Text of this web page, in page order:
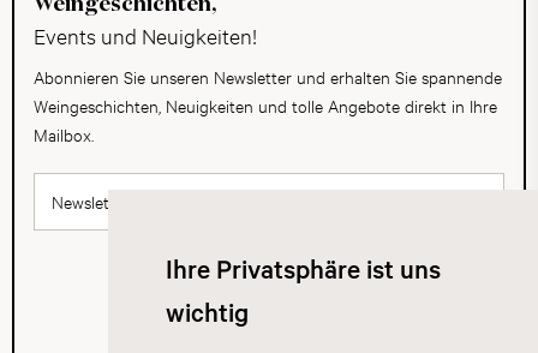
Ihre Privatsphäre ist uns
wichtig
Weingeschichten,
Events und Neuigkeiten!
Abonnieren Sie unseren Newsletter und erhalten Sie spannende
Weingeschichten, Neuigkeiten und tolle Angebote direkt in Ihre
Mailbox.
Newsletter abonnieren